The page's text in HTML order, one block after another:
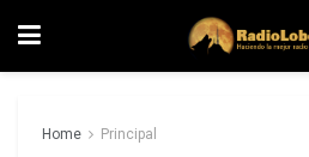
Home Principal